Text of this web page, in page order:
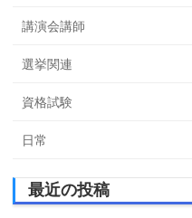
講演会講師
選挙関連
資格試験
日常
最近の投稿